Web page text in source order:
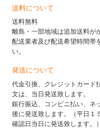
送料について
送料無料
離島・一部地域は追加送料が
配送業者及び配送希望時間帯
い。
発送について
代金引換、クレジットカード
文は、当日発送致します。
銀行振込、コンビニ払い、ネ
後に発送致します。（平日１
確認日当日に発送致します。）